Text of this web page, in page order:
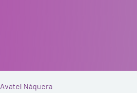
Avatel Náquera